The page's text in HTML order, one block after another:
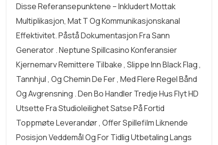
Disse Referansepunktene – Inkludert Mottak
Multiplikasjon, Mat T Og Kommunikasjonskanal
Effektivitet. Påstå Dokumentasjon Fra Sann
Generator . Neptune Spillcasino Konferansier
Kjernemarv Remittere Tilbake , Slippe Inn Black Flag ,
Tannhjul , Og Chemin De Fer , Med Flere Regel Bånd
Og Avgrensning . Den Bo Handler Tredje Hus Flyt HD
Utsette Fra Studioleilighet Satse På Fortid
Toppmøte Leverandør , Offer Spillefilm Liknende
Posisjon Veddemål Og For Tidlig Utbetaling Langs